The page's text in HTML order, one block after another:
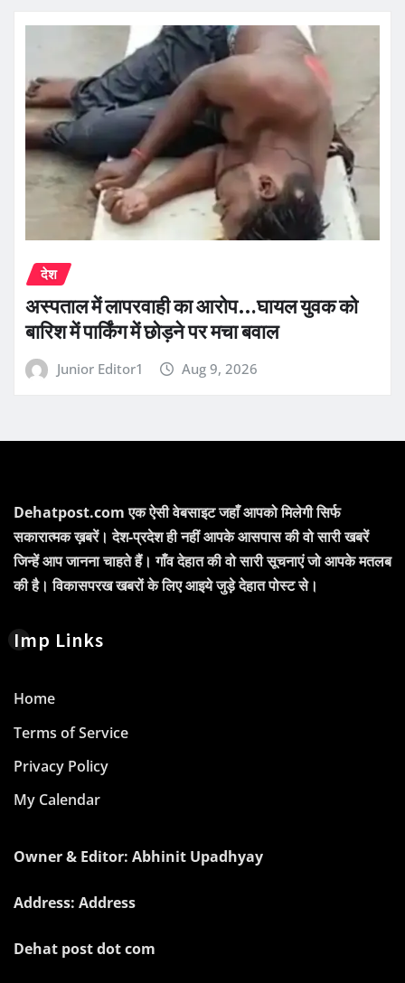
देश
अस्पताल में लापरवाही का आरोप…घायल युवक को
बारिश में पार्किंग में छोड़ने पर मचा बवाल
Junior Editor1 Aug 9, 2026
Dehatpost.com एक ऐसी वेबसाइट जहाँ आपको मिलेगी सिर्फ
सकारात्मक ख़बरें। देश-प्रदेश ही नहीं आपके आसपास की वो सारी खबरें
जिन्हें आप जानना चाहते हैं। गाँव देहात की वो सारी सूचनाएं जो आपके मतलब
की है। विकासपरख खबरों के लिए आइये जुड़े देहात पोस्ट से।
Imp Links
Home
Terms of Service
Privacy Policy
My Calendar
Owner & Editor: Abhinit Upadhyay
Address: Address
Dehat post dot com